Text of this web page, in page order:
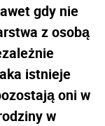
gdy nie
z osobą
istnieje
oni w
w